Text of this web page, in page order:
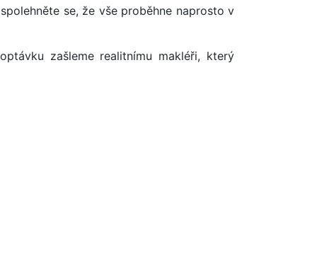
se, že vše proběhne naprosto v
zašleme realitnímu makléři, který